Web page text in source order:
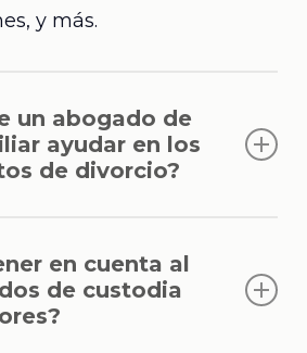
y más.
un abogado de
ayudar en los
de divorcio?
de divorcio
legal,
en cuenta al
de custodia